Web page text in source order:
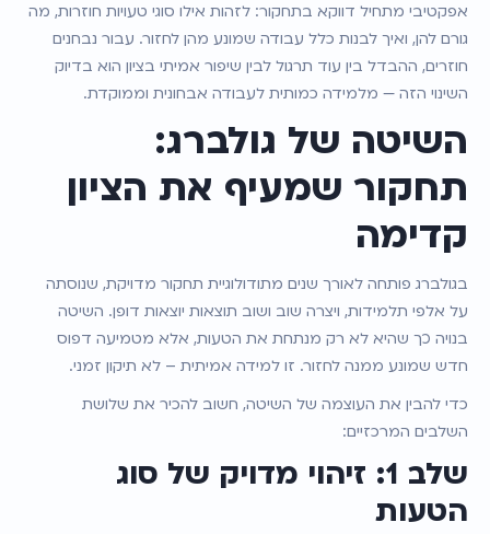
אפקטיבי מתחיל דווקא בתחקור: לזהות אילו סוגי טעויות חוזרות, מה
גורם להן, ואיך לבנות כלל עבודה שמונע מהן לחזור. עבור נבחנים
חוזרים, ההבדל בין עוד תרגול לבין שיפור אמיתי בציון הוא בדיוק
השינוי הזה — מלמידה כמותית לעבודה אבחונית וממוקדת.
השיטה של גולברג:
תחקור שמעיף את הציון
קדימה
בגולברג פותחה לאורך שנים מתודולוגיית תחקור מדויקת, שנוסתה
על אלפי תלמידות, ויצרה שוב ושוב תוצאות יוצאות דופן. השיטה
בנויה כך שהיא לא רק מנתחת את הטעות, אלא מטמיעה דפוס
חדש שמונע ממנה לחזור. זו למידה אמיתית – לא תיקון זמני.
כדי להבין את העוצמה של השיטה, חשוב להכיר את שלושת
השלבים המרכזיים:
שלב 1: זיהוי מדויק של סוג
הטעות